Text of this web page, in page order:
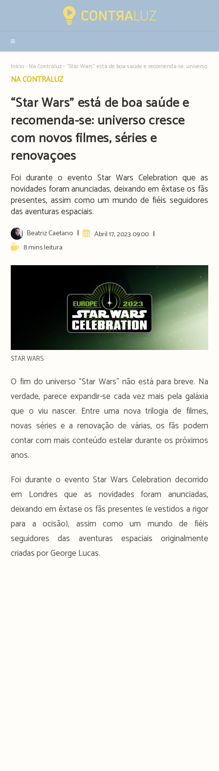
sidebar
Início- Na Contraluz- “Star Wars” está de boa saúde e recomenda-se: universo
Post
NA CONTRALUZ
“Star Wars” está de boa saúde e
recomenda-se: universo cresce
com novos filmes, séries e
renovações
Foi durante o evento Star Wars Celebration que as
novidades foram anunciadas, deixando em êxtase os fãs
presentes, assim como um mundo de fiéis seguidores
das aventuras espaciais.
Post
author:
Beatriz Caetano
ArtigoAbril 17, 2023 09:00
Reading8 mins leitura
STAR WARS
O fim do universo “Star Wars” não está para breve. Na
verdade, parece expandir-se cada vez mais pela galáxia
que o viu nascer. Entre uma nova trilogia de filmes,
novas séries e a renovação de várias, os fãs podem
contar com mais conteúdo estelar durante os próximos
anos.
Foi durante o evento Star Wars Celebration decorrido
em Londres que as novidades foram anunciadas,
deixando em êxtase os fãs presentes (e vestidos a rigor
para a ocisão), assim como um mundo de fiéis
seguidores das aventuras espaciais originalmente
criadas por George Lucas.